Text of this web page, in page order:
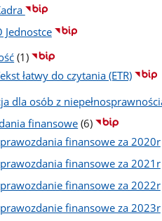
Jednostce
liczba
podstron
(1)
łatwy do czytania (ETR)
dla osób z
finansoweliczba
podstron
(6)
finansowe za 2020r
finansowe za 2021r
finansowe za 2022r
finansowe za 2023r